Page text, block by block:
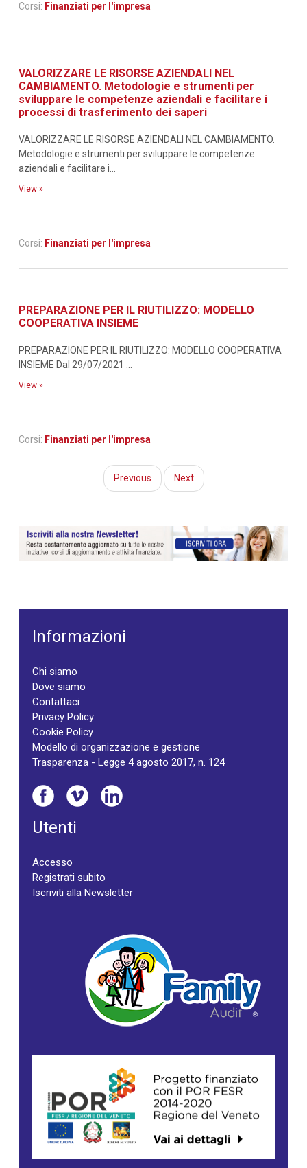
Corsi: Finanziati per l'impresa
VALORIZZARE LE RISORSE AZIENDALI NEL
CAMBIAMENTO. Metodologie e strumenti per
sviluppare le competenze aziendali e facilitare i
processi di trasferimento dei saperi
VALORIZZARE LE RISORSE AZIENDALI NEL CAMBIAMENTO.
Metodologie e strumenti per sviluppare le competenze
aziendali e facilitare i...
View »
Corsi: Finanziati per l'impresa
PREPARAZIONE PER IL RIUTILIZZO: MODELLO
COOPERATIVA INSIEME
PREPARAZIONE PER IL RIUTILIZZO: MODELLO COOPERATIVA
INSIEME Dal 29/07/2021 ...
View »
Corsi: Finanziati per l'impresa
Previous Next
Informazioni
Chi siamo
Dove siamo
Contattaci
Privacy Policy
Cookie Policy
Modello di organizzazione e gestione
Trasparenza - Legge 4 agosto 2017, n. 124
Utenti
Accesso
Registrati subito
Iscriviti alla Newsletter